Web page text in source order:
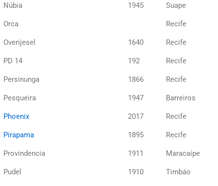
Núbia 1945 Suape
Orca Recife
Overijesel 1640 Recife
PD 14 192 Recife
Persinunga 1866 Recife
Pesqueira 1947 Barreiros
Phoenix 2017 Recife
Pirapama 1895 Recife
Provindencia 1911 Maracaípe
Pudel 1910 Timbáo